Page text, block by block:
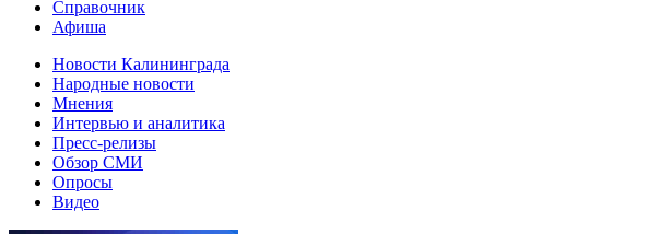
Справочник
Афиша
Новости Калининграда
Народные новости
Мнения
Интервью и аналитика
Пресс-релизы
Обзор СМИ
Опросы
Видео